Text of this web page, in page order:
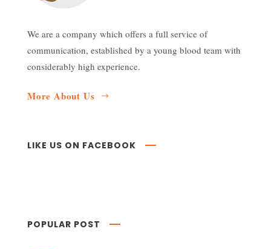
We are a company which offers a full service of
communication, established by a young blood team with
considerably high experience.
More About Us
LIKE US ON FACEBOOK
POPULAR POST